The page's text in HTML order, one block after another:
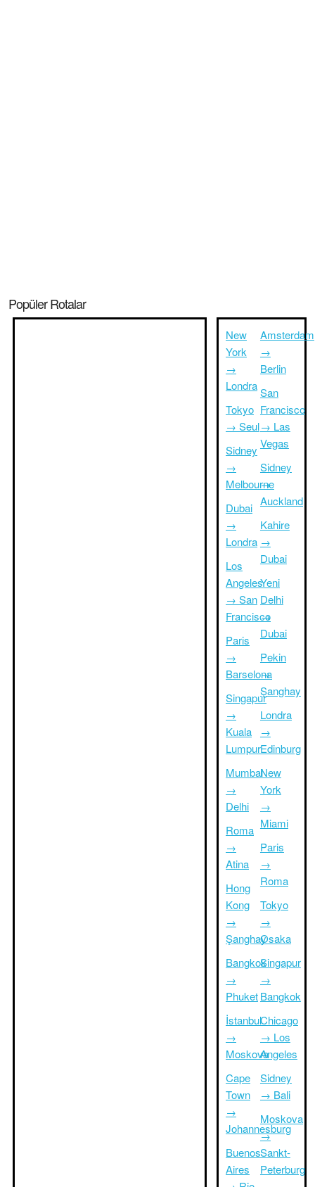
Popüler Rotalar
New
York
→
Londra
Tokyo
→ Seul
Sidney
→
Melbourne
Dubai
→
Londra
Los
Angeles
→ San
Francisco
Paris
→
Barselona
Singapur
→
Kuala
Lumpur
Mumbai
→
Delhi
Roma
→
Atina
Hong
Kong
→
Şanghay
Bangkok
→
Phuket
İstanbul
→
Moskova
Cape
Town
→
Johannesburg
Buenos
Aires
Amsterdam
→
Berlin
San
Francisco
→ Las
Vegas
Sidney
→
Auckland
Kahire
→
Dubai
Yeni
Delhi
→
Dubai
Pekin
→
Şanghay
Londra
→
Edinburg
New
York
→
Miami
Paris
→
Roma
Tokyo
→
Osaka
Singapur
→
Bangkok
Chicago
→ Los
Angeles
Sidney
→ Bali
Moskova
→
Sankt-
Peterburg